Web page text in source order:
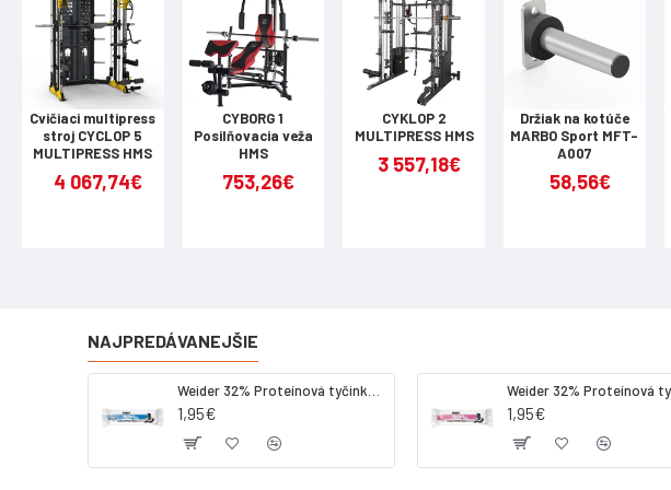
Cvičiaci multipress
stroj CYCLOP 5
MULTIPRESS HMS
4 067,74€
CYBORG 1
Posilňovacia veža
HMS
753,26€
CYKLOP 2
MULTIPRESS HMS
3 557,18€
Držiak na kotúče
MARBO Sport MFT-
A007
58,56€
NAJPREDÁVANEJŠIE
1,95€ 1,95€